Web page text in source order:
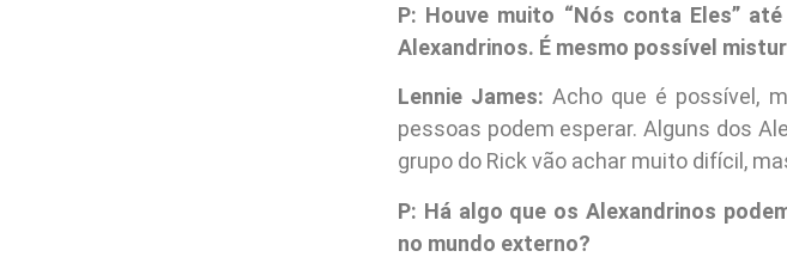
P: Houve muito “Nós conta Eles”
Alexandrinos. É mesmo possível
Lennie James: Acho que é possível,
pessoas podem esperar. Alguns dos
grupo do Rick vão achar muito difícil,
P: Há algo que os Alexandrinos
no mundo externo?